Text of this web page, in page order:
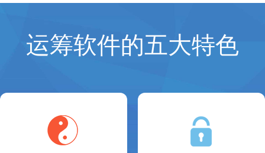
运筹软件的五大特色